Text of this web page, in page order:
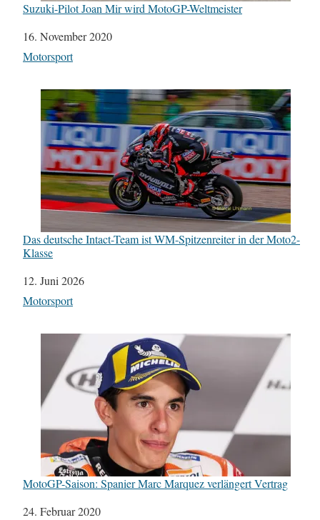
Suzuki-Pilot Joan Mir wird MotoGP-Weltmeister
Datum
16. November 2020
In Bezug auf
Motorsport
Das deutsche Intact-Team ist WM-Spitzenreiter in der Moto2-
Klasse
Datum
12. Juni 2026
In Bezug auf
Motorsport
MotoGP-Saison: Spanier Marc Marquez verlängert Vertrag
Datum
24. Februar 2020